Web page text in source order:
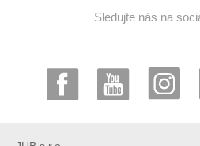
Sledujte nás na